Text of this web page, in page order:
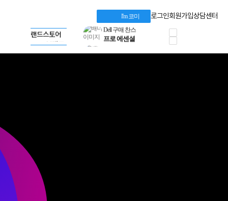
I'm 코미 로그인회원가입상담센터
LG gram & 브랜드스토어
Microsoft 브랜드스토어
AMD 브랜드스토어
Dell 구매 찬스
프로 에센셜
타협 없는 게이밍
HP OMEN
로지텍